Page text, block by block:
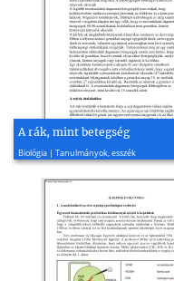
A rák, mint betegség
Biológia | Tanulmányok, esszék
2001, 8 oldal